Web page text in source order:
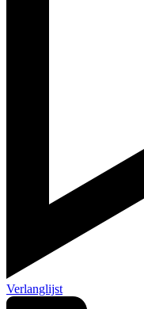
Verlanglijst